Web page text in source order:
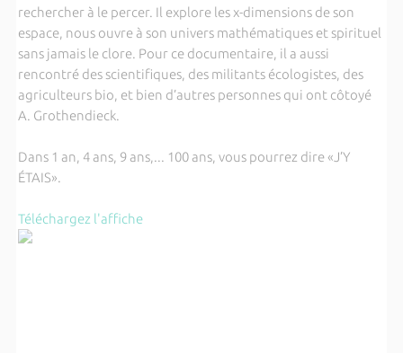
rechercher à le percer. Il explore les x-dimensions de son
espace, nous ouvre à son univers mathématiques et spirituel
sans jamais le clore. Pour ce documentaire, il a aussi
rencontré des scientifiques, des militants écologistes, des
agriculteurs bio, et bien d’autres personnes qui ont côtoyé
A. Grothendieck.
Dans 1 an, 4 ans, 9 ans,... 100 ans, vous pourrez dire «J’Y
ÉTAIS».
Téléchargez l'affiche